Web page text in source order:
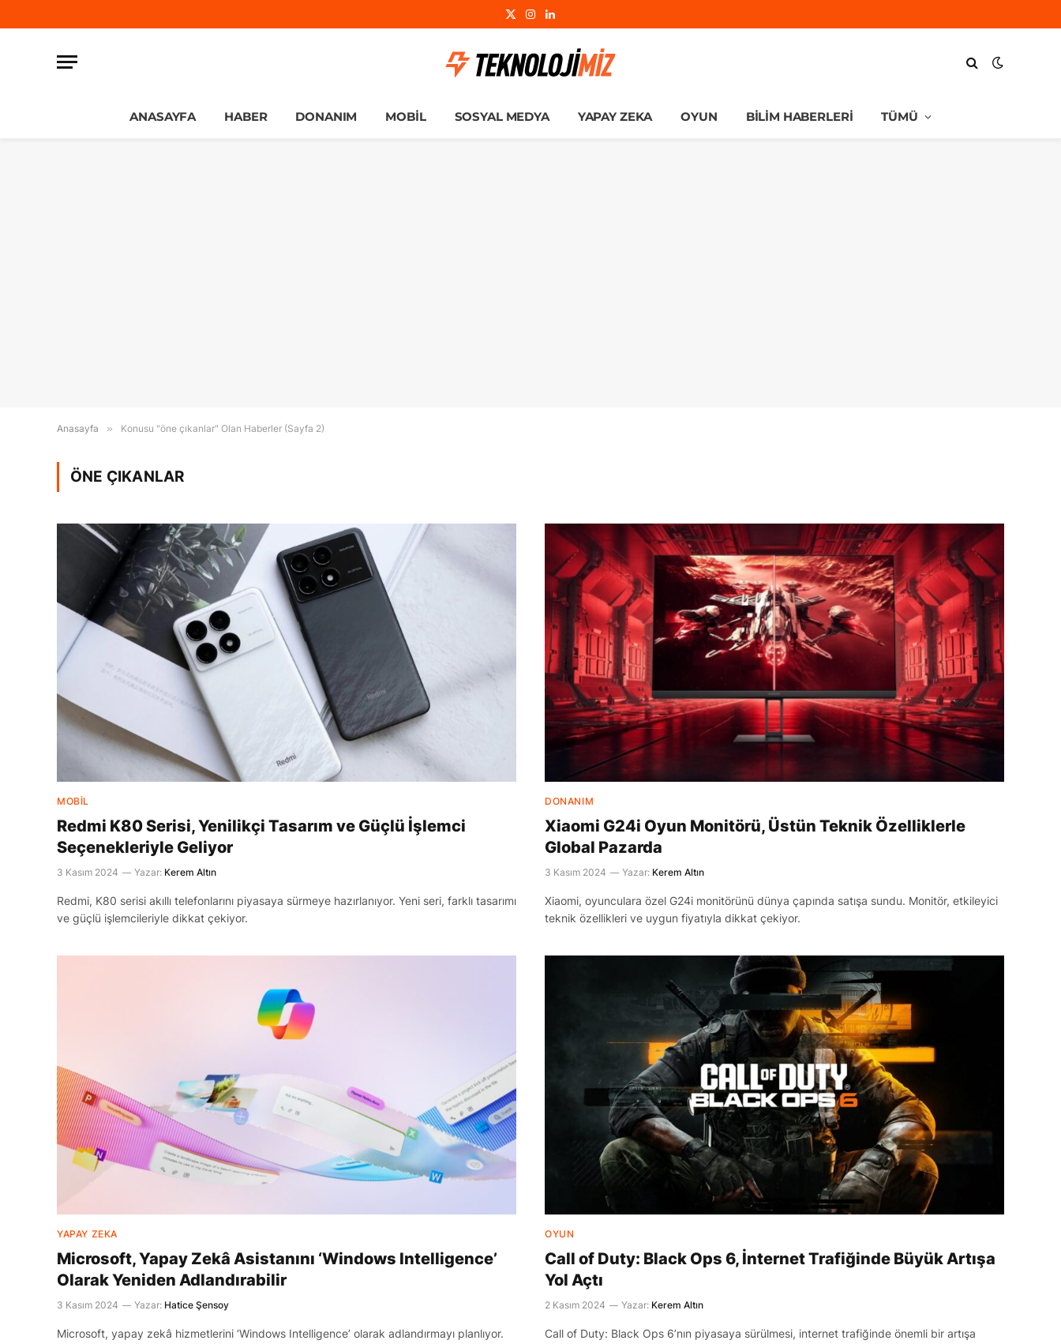
X
Instagram
LinkedIn
ANASAYFA HABER DONANIM MOBIL SOSYAL MEDYA YAPAY ZEKA OYUN BILIM HABERLERI TÜMÜ
Anasayfa » Konusu "öne çıkanlar" Olan Haberler (Sayfa 2)
ÖNE ÇIKANLAR
MOBIL
Redmi K80 Serisi, Yenilikçi Tasarım ve Güçlü İşlemci
Seçenekleriyle Geliyor
3 Kasım 2024 Yazar: Kerem Altın
Redmi, K80 serisi akıllı telefonlarını piyasaya sürmeye hazırlanıyor. Yeni seri, farklı tasarımı
ve güçlü işlemcileriyle dikkat çekiyor.
DONANIM
Xiaomi G24i Oyun Monitörü, Üstün Teknik Özelliklerle
Global Pazarda
3 Kasım 2024 Yazar: Kerem Altın
Xiaomi, oyunculara özel G24i monitörünü dünya çapında satışa sundu. Monitör, etkileyici
teknik özellikleri ve uygun fiyatıyla dikkat çekiyor.
YAPAY ZEKA
Microsoft, Yapay Zekâ Asistanını ‘Windows Intelligence’
Olarak Yeniden Adlandırabilir
3 Kasım 2024 Yazar: Hatice Şensoy
Microsoft, yapay zekâ hizmetlerini ‘Windows Intelligence’ olarak adlandırmayı planlıyor.
OYUN
Call of Duty: Black Ops 6, İnternet Trafiğinde Büyük Artışa
Yol Açtı
2 Kasım 2024 Yazar: Kerem Altın
Call of Duty: Black Ops 6’nın piyasaya sürülmesi, internet trafiğinde önemli bir artışa